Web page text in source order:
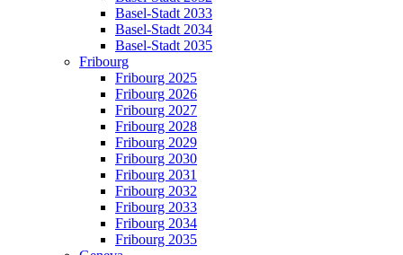
Basel-Stadt 2033
Basel-Stadt 2034
Basel-Stadt 2035
Fribourg
Fribourg 2025
Fribourg 2026
Fribourg 2027
Fribourg 2028
Fribourg 2029
Fribourg 2030
Fribourg 2031
Fribourg 2032
Fribourg 2033
Fribourg 2034
Fribourg 2035